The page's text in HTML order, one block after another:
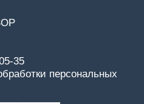
35
персональных